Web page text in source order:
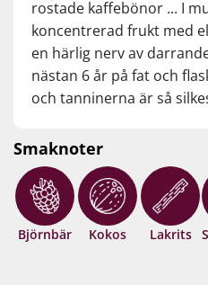
grytor, tapas och lagrade
rostade kaffebönor ... I
koncentrerad frukt med
en härlig nerv av
nästan 6 år på fat och
och tanninerna är så
eftersmak med läckra
och kakao.
nu eller spara 10-15 år
Smaknoter
Björnbär Kokos Lakrits